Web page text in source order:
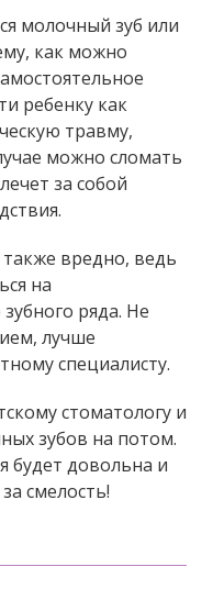
молочный зуб или
как можно
ребенку как
травму,
можно сломать
за собой
вредно, ведь
на
ряда. Не
лучше
специалисту.
стоматологу и
зубов на потом.
будет довольна и
смелость!